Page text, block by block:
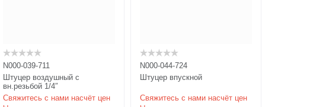
N000-039-711
Штуцер воздушный с
вн.резьбой 1/4″
Свяжитесь с нами насчёт цен
N000-044-724
Штуцер впускной
Свяжитесь с нами насчёт цен